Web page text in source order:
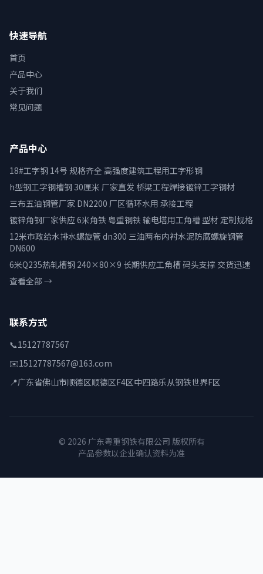
快速导航
首页
产品中心
关于我们
常见问题
产品中心
18#工字钢 14号 规格齐全 高强度建筑工程用工字形钢
h型钢工字钢槽钢 30厘米 厂家直发 桥梁工程焊接镀锌工字钢材
三布五油钢管厂家 DN2200 厂区循环水用 承接工程
镀锌角钢厂家供应 6米角铁 粤重钢铁 输电塔用工角槽 型材 定制规格
12米市政给水排水螺旋管 dn300 三油两布内衬水泥防腐螺旋钢管
DN600
6米Q235热轧槽钢 240×80×9 长期供应工角槽 码头支撑 交货迅速
查看全部 →
联系方式
📞15127787567
✉️15127787567@163.com
📍广东省佛山市顺德区顺德区F4区中四路乐从钢铁世界F区
© 2026 广东粤重钢铁有限公司 版权所有
产品参数以企业确认资料为准